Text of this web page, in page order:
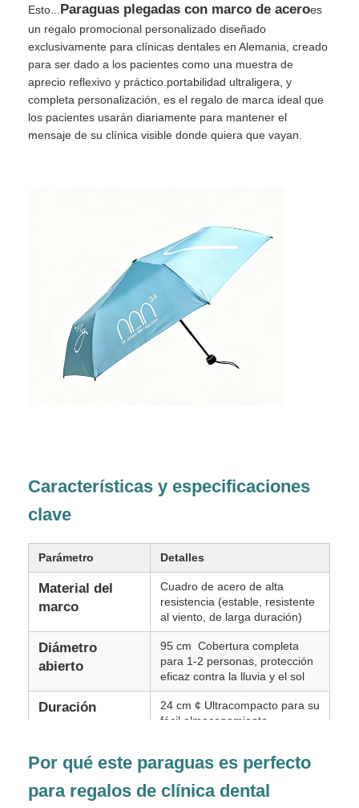
Productos
Sobre nosotros
Visita a la fábrica
Todos los casos
Los paraguas para caminar
Paraguas compactos
paraguas promocionales
Paraguas a prueba de viento
Paraguas abiertos automáticos
Paraguas de mango de madera
Esto... Paraguas plegadas con marco de aceroes
un regalo promocional personalizado diseñado
exclusivamente para clínicas dentales en Alemania, creado
para ser dado a los pacientes como una muestra de
aprecio reflexivo y práctico.portabilidad ultraligera, y
completa personalización, es el regalo de marca ideal que
los pacientes usarán diariamente para mantener el
mensaje de su clínica visible donde quiera que vayan.
Características y especificaciones
clave
Parámetro Detalles
Material del
marco
Cuadro de acero de alta
resistencia (estable, resistente
al viento, de larga duración)
Diámetro
abierto
95 cm ️ Cobertura completa
para 1-2 personas, protección
eficaz contra la lluvia y el sol
Duración
24 cm ¢ Ultracompacto para su
fácil almacenamiento
Peso
250 g ¢ Lo suficientemente
ligero como para llevarlo todo
el día
Por qué este paraguas es perfecto
para regalos de clínica dental